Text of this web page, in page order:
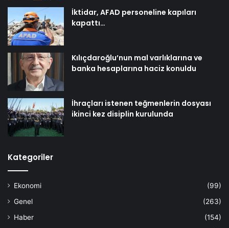
İktidar, AFAD personeline kapıları
kapattı…
Kılıçdaroğlu’nun mal varlıklarına ve
banka hesaplarına haciz konuldu
İhraçları istenen teğmenlerin dosyası
ikinci kez disiplin kurulunda
Kategoriler
Ekonomi
(99)
Genel
(263)
Haber
(154)